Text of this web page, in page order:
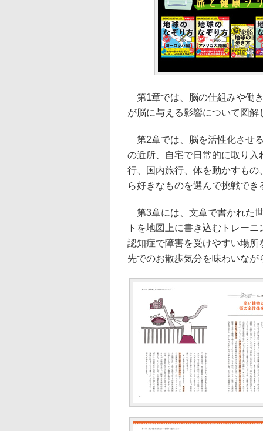
第1章では、脳の仕組みや働
が脳に与える影響について図解
第2章では、脳を活性化させ
の近所、自宅で日常的に取り
行、国内旅行、体を動かすも
ら好きなものを選んで挑戦でき
第3章には、文章で書かれた
トを地図上に書き込むトレー
認知症で障害を受けやすい場
先でのお散歩気分を味わいな